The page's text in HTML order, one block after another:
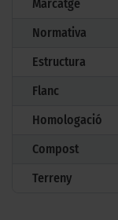
Marcatge
Normativa
Estructura
Flanc
Homologació
Compost
Terreny